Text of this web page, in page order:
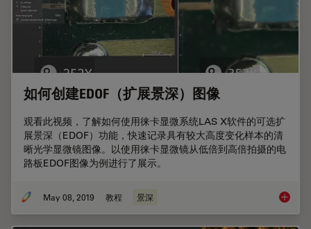
如何创建EDOF（扩展景深）图像
观看此视频，了解如何使用徕卡显微系统LAS X软件的可选扩
展景深（EDOF）功能，快速记录具有较大高度变化样本的清
晰光学显微镜图像。以使用徕卡显微镜从低倍到高倍拍摄的电
路板EDOF图像为例进行了展示。
May 08, 2019 教程 景深 如何创